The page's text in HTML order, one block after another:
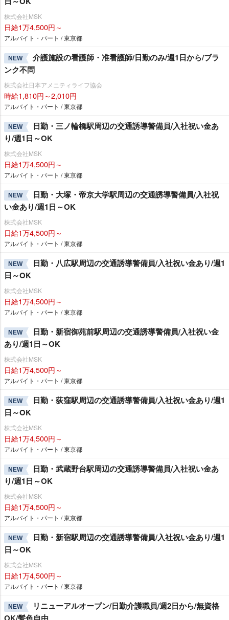
株式会社MSK
日給1万4,500円～
アルバイト・パート / 東京都
NEW
介護施設の看護師・准看護師/日勤のみ/週1日から/ブラ
ンク不問
株式会社日本アメニティライフ協会
時給1,810円～2,010円
アルバイト・パート / 東京都
NEW
日勤・三ノ輪橋駅周辺の交通誘導警備員/入社祝い金あ
り/週1日～OK
株式会社MSK
日給1万4,500円～
アルバイト・パート / 東京都
NEW
日勤・大塚・帝京大学駅周辺の交通誘導警備員/入社祝
い金あり/週1日～OK
株式会社MSK
日給1万4,500円～
アルバイト・パート / 東京都
NEW
日勤・八広駅周辺の交通誘導警備員/入社祝い金あり/週1
日～OK
株式会社MSK
日給1万4,500円～
アルバイト・パート / 東京都
NEW
日勤・新宿御苑前駅周辺の交通誘導警備員/入社祝い金
あり/週1日～OK
株式会社MSK
日給1万4,500円～
アルバイト・パート / 東京都
NEW
日勤・荻窪駅周辺の交通誘導警備員/入社祝い金あり/週1
日～OK
株式会社MSK
日給1万4,500円～
アルバイト・パート / 東京都
NEW
日勤・武蔵野台駅周辺の交通誘導警備員/入社祝い金あ
り/週1日～OK
株式会社MSK
日給1万4,500円～
アルバイト・パート / 東京都
NEW
日勤・新宿駅周辺の交通誘導警備員/入社祝い金あり/週1
日～OK
株式会社MSK
日給1万4,500円～
アルバイト・パート / 東京都
NEW
リニューアルオープン/日勤介護職員/週2日から/無資格